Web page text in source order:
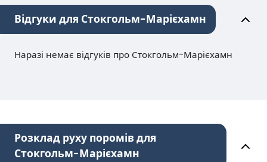
Відгуки для Стокгольм-Марієхамн
Наразі немає відгуків про Стокгольм-Марієхамн
Розклад руху поромів для
Стокгольм-Марієхамн